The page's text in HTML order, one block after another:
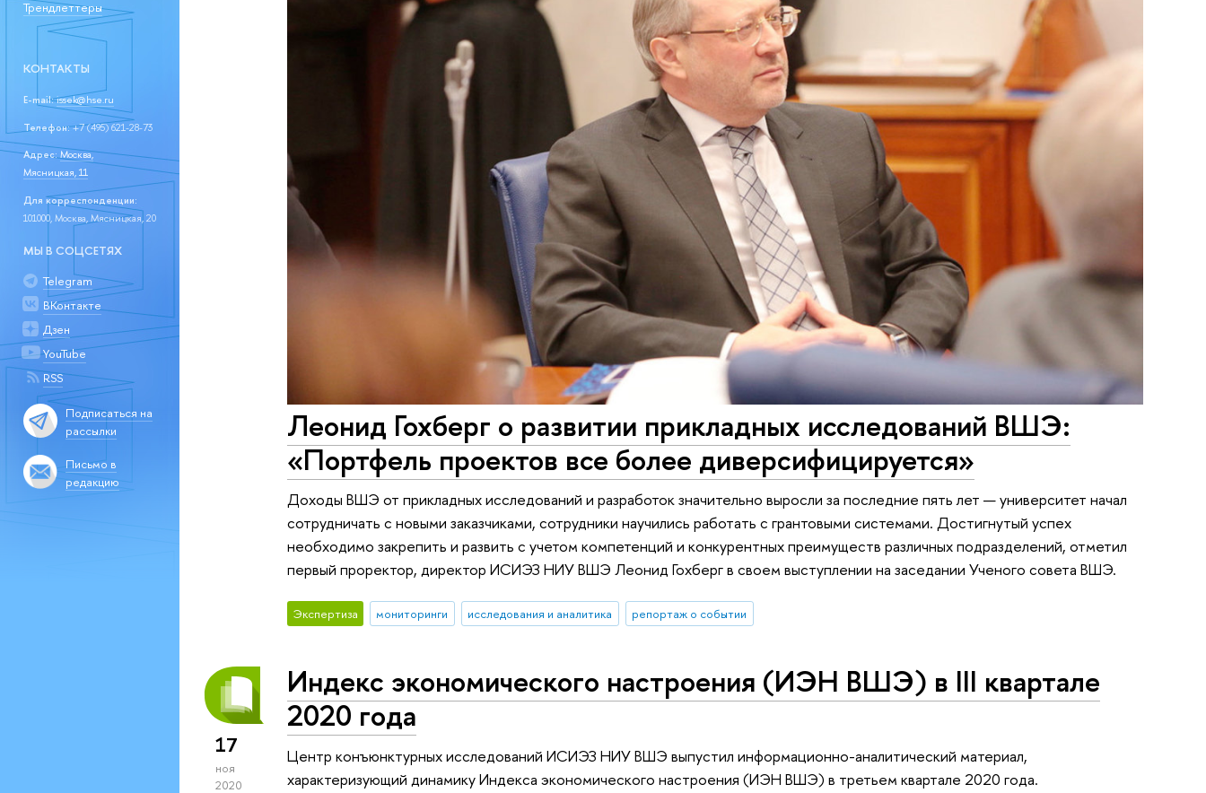
Трендлеттеры
КОНТАКТЫ
E-mail:issek@hse.ru
Телефон:+7 (495) 621-28-73
Адрес: Москва,
Мясницкая, 11
Для корреспонденции:
101000, Москва, Мясницкая, 20
МЫ В СОЦСЕТЯХ
Telegram
ВКонтакте
Дзен
YouTube
RSS
Подписаться на
рассылки
Письмо в
редакцию
Леонид Гохберг о развитии прикладных исследований ВШЭ:
«Портфель проектов все более диверсифицируется»
Доходы ВШЭ от прикладных исследований и разработок значительно выросли за последние пять лет — университет начал
сотрудничать с новыми заказчиками, сотрудники научились работать с грантовыми системами. Достигнутый успех
необходимо закрепить и развить с учетом компетенций и конкурентных преимуществ различных подразделений, отметил
первый проректор, директор ИСИЭЗ НИУ ВШЭ Леонид Гохберг в своем выступлении на заседании Ученого совета ВШЭ.
Экспертиза мониторинги исследования и аналитика репортаж о событии
17
ноя
2020
Индекс экономического настроения (ИЭН ВШЭ) в III квартале
2020 года
Центр конъюнктурных исследований ИСИЭЗ НИУ ВШЭ выпустил информационно-аналитический материал,
характеризующий динамику Индекса экономического настроения (ИЭН ВШЭ) в третьем квартале 2020 года.